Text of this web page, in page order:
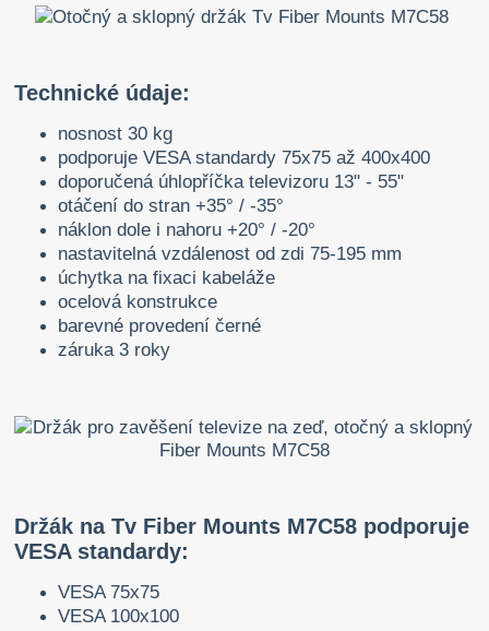
Technické údaje:
nosnost 30 kg
podporuje VESA standardy 75x75 až 400x400
doporučená úhlopříčka televizoru 13" - 55"
otáčení do stran +35° / -35°
náklon dole i nahoru +20° / -20°
nastavitelná vzdálenost od zdi 75-195 mm
úchytka na fixaci kabeláže
ocelová konstrukce
barevné provedení černé
záruka 3 roky
Držák na Tv Fiber Mounts M7C58 podporuje
VESA standardy:
VESA 75x75
VESA 100x100